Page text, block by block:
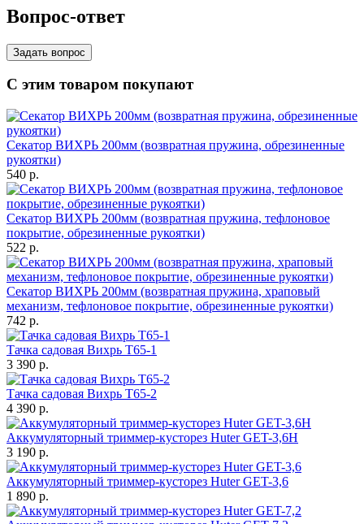
Вопрос-ответ
Задать вопрос
С этим товаром покупают
Секатор ВИХРЬ 200мм (возвратная пружина, обрезиненные
рукоятки)
540 p.
Секатор ВИХРЬ 200мм (возвратная пружина, тефлоновое
покрытие, обрезиненные рукоятки)
522 p.
Секатор ВИХРЬ 200мм (возвратная пружина, храповый
механизм, тефлоновое покрытие, обрезиненные рукоятки)
742 p.
Тачка садовая Вихрь Т65-1
3 390 p.
Тачка садовая Вихрь Т65-2
4 390 p.
Аккумуляторный триммер-кусторез Huter GET-3,6H
3 190 p.
Аккумуляторный триммер-кусторез Huter GET-3,6
1 890 p.